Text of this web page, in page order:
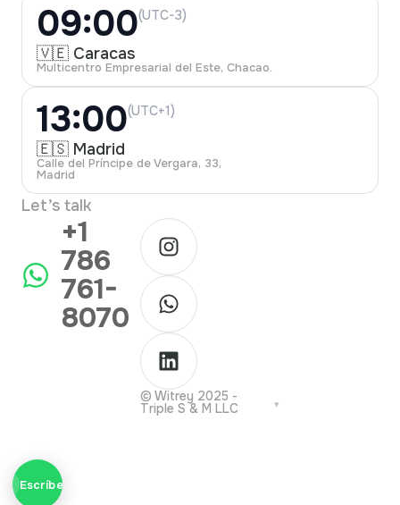
09:00(UTC-3)
🇻🇪 Caracas
Multicentro Empresarial del Este, Chacao.
13:00(UTC+1)
🇪🇸 Madrid
Calle del Príncipe de Vergara, 33,
Madrid
Let’s talk
+1
786
761-
8070
© Witrey 2025 -
Triple S & M LLC
Escríbenos